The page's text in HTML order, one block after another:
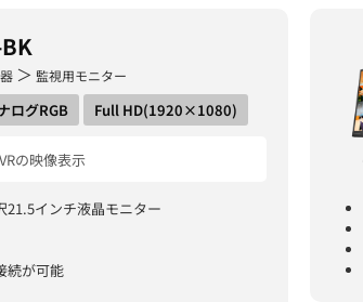
＞ 監視用モニター
ログRGB Full HD(1920×1080)
の映像表示
21.5インチ液晶モニター
続が可能